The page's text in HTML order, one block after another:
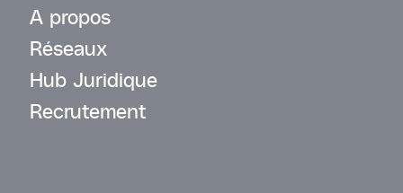
A propos
Réseaux
Hub Juridique
Recrutement